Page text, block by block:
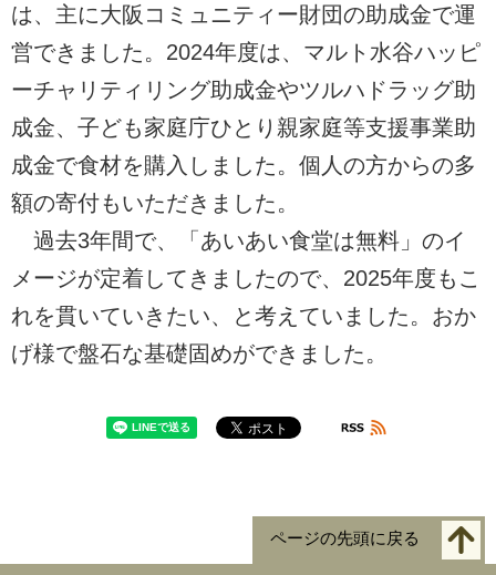
は、主に大阪コミュニティー財団の助成金で運
営できました。2024年度は、マルト水谷ハッピ
ーチャリティリング助成金やツルハドラッグ助
成金、子ども家庭庁ひとり親家庭等支援事業助
成金で食材を購入しました。個人の方からの多
額の寄付もいただきました。
過去3年間で、「あいあい食堂は無料」のイ
メージが定着してきましたので、2025年度もこ
れを貫いていきたい、と考えていました。おか
げ様で盤石な基礎固めができました。
ページの先頭に戻る